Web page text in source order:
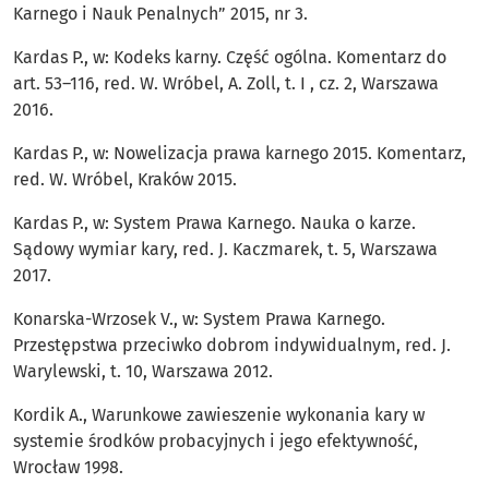
Karnego i Nauk Penalnych” 2015, nr 3.
Kardas P., w: Kodeks karny. Część ogólna. Komentarz do
art. 53–116, red. W. Wróbel, A. Zoll, t. I , cz. 2, Warszawa
2016.
Kardas P., w: Nowelizacja prawa karnego 2015. Komentarz,
red. W. Wróbel, Kraków 2015.
Kardas P., w: System Prawa Karnego. Nauka o karze.
Sądowy wymiar kary, red. J. Kaczmarek, t. 5, Warszawa
2017.
Konarska-Wrzosek V., w: System Prawa Karnego.
Przestępstwa przeciwko dobrom indywidualnym, red. J.
Warylewski, t. 10, Warszawa 2012.
Kordik A., Warunkowe zawieszenie wykonania kary w
systemie środków probacyjnych i jego efektywność,
Wrocław 1998.